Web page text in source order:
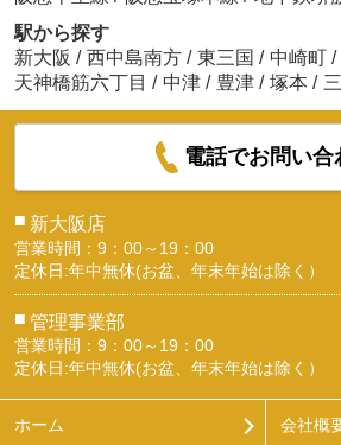
駅から探す
新大阪 / 西中島南方 / 東三国 / 中崎町 /
天神橋筋六丁目 / 中津 / 豊津 / 塚本 /
電話でお問い合
■ 新大阪店
営業時間：9：00～19：00
定休日:年中無休(お盆、年末年始は除く）
■ 管理事業部
営業時間：9：00～19：00
定休日:年中無休(お盆、年末年始は除く）
ホーム 会社概